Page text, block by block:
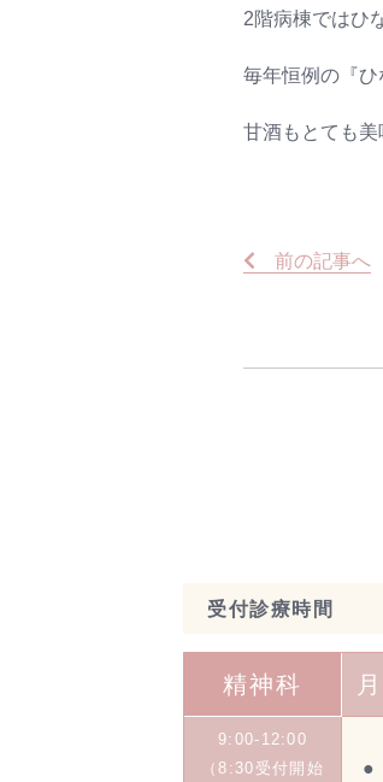
2階病棟ではひ
毎年恒例の『ひ
甘酒もとても美
前の記事へ
受付診療時間
精神科 月
9:00-12:00
（8:30受付開始
●